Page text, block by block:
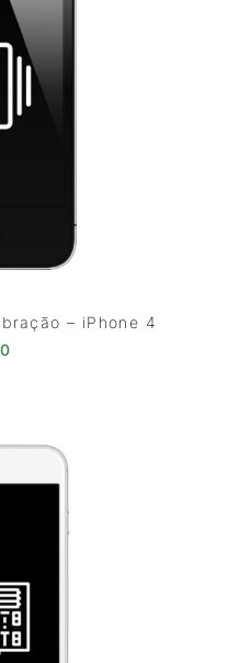
– iPhone 4